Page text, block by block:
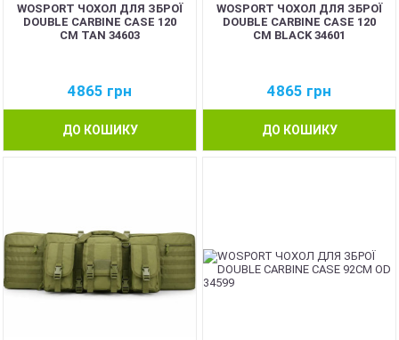
WOSPORT ЧОХОЛ ДЛЯ ЗБРОЇ
DOUBLE CARBINE CASE 120
CM TAN 34603
4865 грн
ДО КОШИКУ
WOSPORT ЧОХОЛ ДЛЯ ЗБРОЇ
DOUBLE CARBINE CASE 120
CM BLACK 34601
4865 грн
ДО КОШИКУ